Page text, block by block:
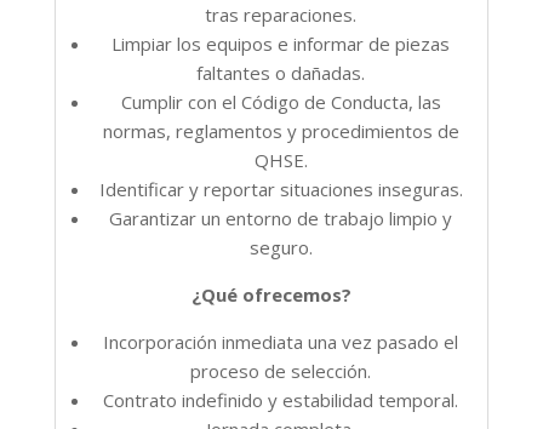
tras reparaciones.
Limpiar los equipos e informar de piezas
faltantes o dañadas.
Cumplir con el Código de Conducta, las
normas, reglamentos y procedimientos de
QHSE.
Identificar y reportar situaciones inseguras.
Garantizar un entorno de trabajo limpio y
seguro.
¿Qué ofrecemos?
Incorporación inmediata una vez pasado el
proceso de selección.
Contrato indefinido y estabilidad temporal.